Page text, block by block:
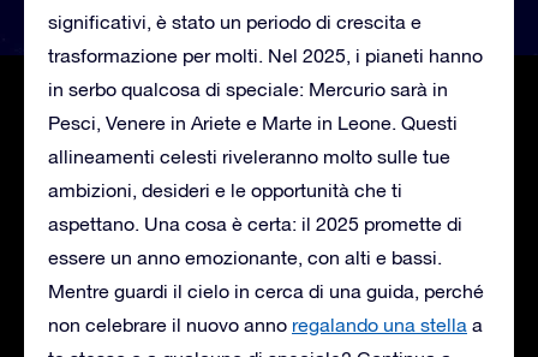
significativi, è stato un periodo di crescita e
trasformazione per molti. Nel 2025, i pianeti hanno
in serbo qualcosa di speciale: Mercurio sarà in
Pesci, Venere in Ariete e Marte in Leone. Questi
allineamenti celesti riveleranno molto sulle tue
ambizioni, desideri e le opportunità che ti
aspettano. Una cosa è certa: il 2025 promette di
essere un anno emozionante, con alti e bassi.
Mentre guardi il cielo in cerca di una guida, perché
non celebrare il nuovo anno regalando una stella a